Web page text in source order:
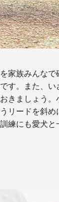
家族みんな
す。また、
きましょう
リードを斜
練にも愛犬と